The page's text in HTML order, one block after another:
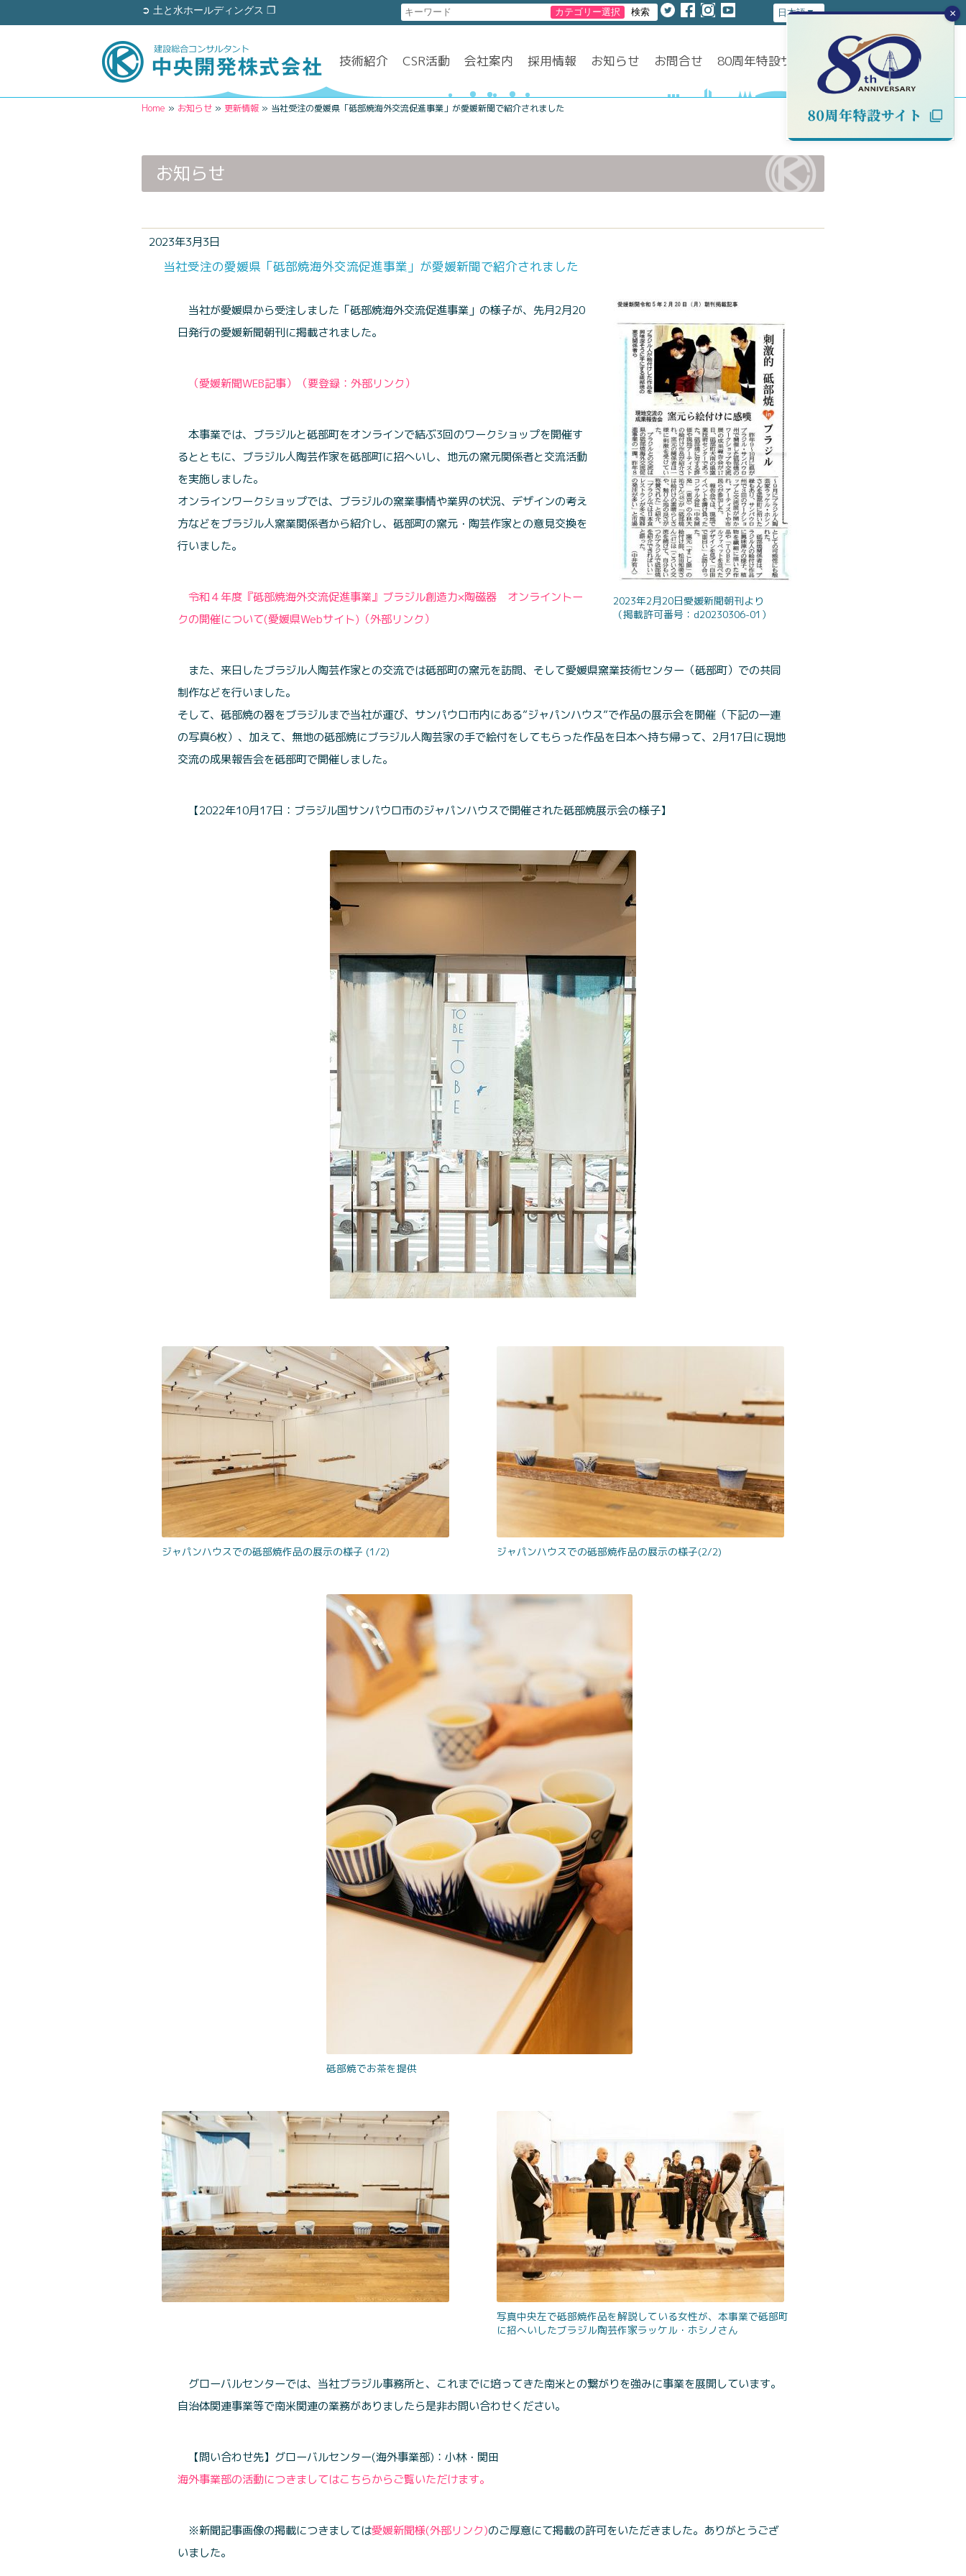
×
➲ 土と水ホールディングス ❐
技術紹介 CSR活動 会社案内 採用情報 お知らせ お問合せ 80周年特設サイト
Home » お知らせ » 更新情報 » 当社受注の愛媛県「砥部焼海外交流促進事業」が愛媛新聞で紹介されました
お知らせ
2023年3月3日
当社受注の愛媛県「砥部焼海外交流促進事業」が愛媛新聞で紹介されました
2023年2月20日愛媛新聞朝刊より
（掲載許可番号：d20230306-01）
当社が愛媛県から受注しました「砥部焼海外交流促進事業」の様子が、先月2月20
日発行の愛媛新聞朝刊に掲載されました。
（愛媛新聞WEB記事）（要登録：外部リンク）
本事業では、ブラジルと砥部町をオンラインで結ぶ3回のワークショップを開催す
るとともに、ブラジル人陶芸作家を砥部町に招へいし、地元の窯元関係者と交流活動
を実施しました。
オンラインワークショップでは、ブラジルの窯業事情や業界の状況、デザインの考え
方などをブラジル人窯業関係者から紹介し、砥部町の窯元・陶芸作家との意見交換を
行いました。
令和４年度『砥部焼海外交流促進事業』ブラジル創造力×陶磁器 オンライントー
クの開催について(愛媛県Webサイト)（外部リンク）
また、来日したブラジル人陶芸作家との交流では砥部町の窯元を訪問、そして愛媛県窯業技術センター（砥部町）での共同
制作などを行いました。
そして、砥部焼の器をブラジルまで当社が運び、サンパウロ市内にある”ジャパンハウス”で作品の展示会を開催（下記の一連
の写真6枚）、加えて、無地の砥部焼にブラジル人陶芸家の手で絵付をしてもらった作品を日本へ持ち帰って、2月17日に現地
交流の成果報告会を砥部町で開催しました。
【2022年10月17日：ブラジル国サンパウロ市のジャパンハウスで開催された砥部焼展示会の様子】
ジャパンハウスでの砥部焼作品の展示の様子 (1/2) ジャパンハウスでの砥部焼作品の展示の様子(2/2)
砥部焼でお茶を提供
写真中央左で砥部焼作品を解説している女性が、本事業で砥部町
に招へいしたブラジル陶芸作家ラッケル・ホシノさん
グローバルセンターでは、当社ブラジル事務所と、これまでに培ってきた南米との繋がりを強みに事業を展開しています。
自治体関連事業等で南米関連の業務がありましたら是非お問い合わせください。
【問い合わせ先】グローバルセンター(海外事業部)：小林・関田
海外事業部の活動につきましてはこちらからご覧いただけます。
※新聞記事画像の掲載につきましては愛媛新聞様(外部リンク)のご厚意にて掲載の許可をいただきました。ありがとうござ
いました。